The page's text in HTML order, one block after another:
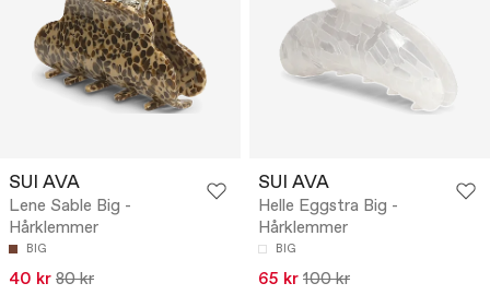
SUI AVA
Lene Sable Big -
Hårklemmer
BIG
40 kr 80 kr
SUI AVA
Helle Eggstra Big -
Hårklemmer
BIG
65 kr 100 kr